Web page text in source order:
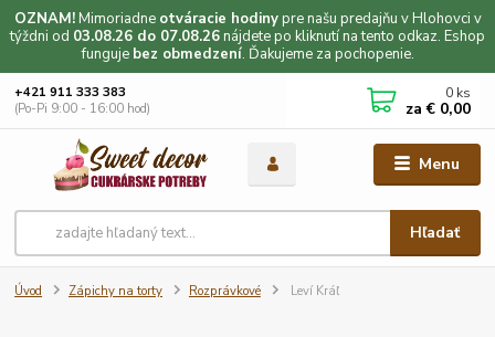
OZNAM!Mimoriadne otváracie hodinypre našu predajňu v Hlohovci v
týždni od 03.08.26 do 07.08.26 nájdete po kliknutí na tento odkaz. Eshop
funguje bez obmedzení. Ďakujeme za pochopenie.
Menu
Hľadať
+421 911 333 383
(Po-Pi 9:00 - 16:00 hod)
0 ks
za € 0,00
Úvod Zápichy na torty Rozprávkové Leví Kráľ